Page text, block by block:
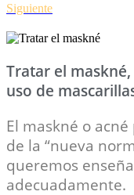
Siguiente
Tratar el
uso de
El maskné o
de la “nueva
queremos
adecuadamente.